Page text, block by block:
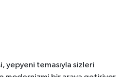
yepyeni temasıyla sizleri